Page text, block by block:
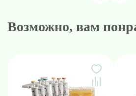
Возможно, вам